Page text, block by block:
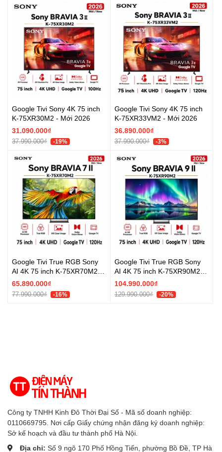
Google Tivi Sony 4K 75 inch
K-75XR30M2 - Mới 2026
31.090.000₫
37.990.000₫ -19%
Google Tivi Sony 4K 75 inch
K-75XR33VM2 - Mới 2026
36.890.000₫
37.990.000₫ -3%
Google Tivi True RGB Sony
AI 4K 75 inch K-75XR70M2 -
Mới 2026
65.890.000₫
77.990.000₫ -16%
Google Tivi True RGB Sony
AI 4K 75 inch K-75XR90M2 -
Mới 2026
104.990.000₫
129.990.000₫ -20%
Công ty TNHH Kinh Đô Thời Đại Số - Mã số doanh nghiệp:
0110669795. Nơi cấp Giấy chứng nhận đăng ký doanh nghiệp:
Sở kế hoạch và đầu tư thành phố Hà Nội.
Địa chỉ: Số 9 ngõ 170 Phố Hồng Tiến, phường Bồ Đề, TP Hà